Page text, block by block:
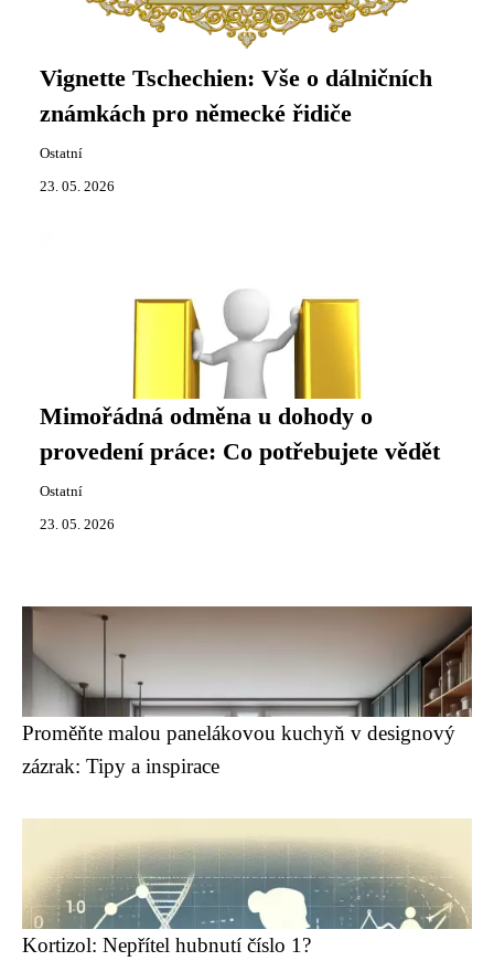
Vignette Tschechien: Vše o dálničních
známkách pro německé řidiče
Ostatní
23. 05. 2026
Mimořádná odměna u dohody o
provedení práce: Co potřebujete vědět
Ostatní
23. 05. 2026
Proměňte malou panelákovou kuchyň v designový
zázrak: Tipy a inspirace
Kortizol: Nepřítel hubnutí číslo 1?